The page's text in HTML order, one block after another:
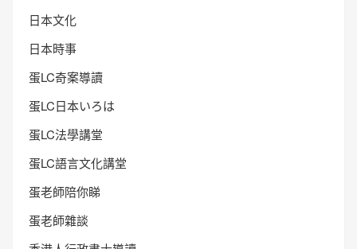
日本文化
日本時事
蛋LC奇案導讀
蛋LC日本いろは
蛋LC法學講堂
蛋LC語言文化講堂
蛋老師陪你睇
蛋老師雜談